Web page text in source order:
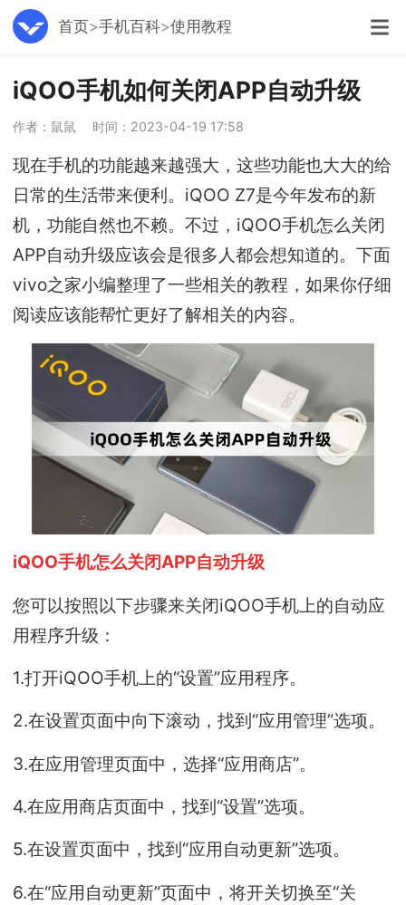
首页 手机百科 使用教程
iQOO手机如何关闭APP自动升级
作者：鼠鼠 时间：2023-04-19 17:58
现在手机的功能越来越强大，这些功能也大大的给
日常的生活带来便利。iQOO Z7是今年发布的新
机，功能自然也不赖。不过，iQOO手机怎么关闭
APP自动升级应该会是很多人都会想知道的。下面
vivo之家小编整理了一些相关的教程，如果你仔细
阅读应该能帮忙更好了解相关的内容。
iQOO手机怎么关闭APP自动升级
您可以按照以下步骤来关闭iQOO手机上的自动应
用程序升级：
1.打开iQOO手机上的“设置”应用程序。
2.在设置页面中向下滚动，找到“应用管理”选项。
3.在应用管理页面中，选择“应用商店”。
4.在应用商店页面中，找到“设置”选项。
5.在设置页面中，找到“应用自动更新”选项。
6.在“应用自动更新”页面中，将开关切换至“关